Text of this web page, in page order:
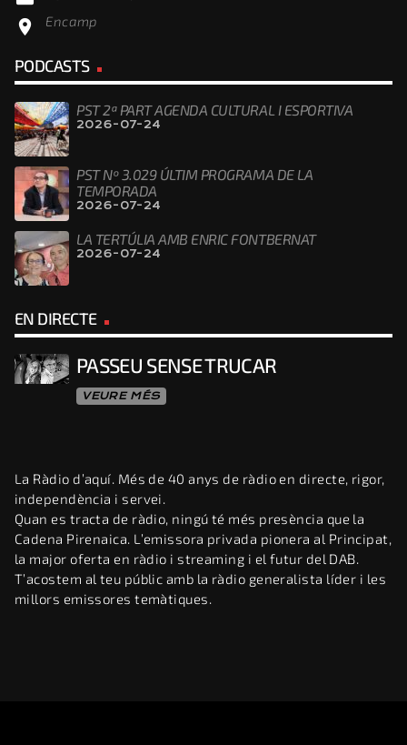
location_on Encamp
PODCASTS
PST 2ª PART AGENDA CULTURAL I ESPORTIVA
2026-07-24
PST Nº 3.029 ÚLTIM PROGRAMA DE LA
TEMPORADA
2026-07-24
LA TERTÚLIA AMB ENRIC FONTBERNAT
2026-07-24
EN DIRECTE
PASSEU SENSE TRUCAR
VEURE MÉS
La Ràdio d’aquí. Més de 40 anys de ràdio en directe, rigor,
independència i servei.
Quan es tracta de ràdio, ningú té més presència que la
Cadena Pirenaica. L’emissora privada pionera al Principat,
la major oferta en ràdio i streaming i el futur del DAB.
T’acostem al teu públic amb la ràdio generalista líder i les
millors emissores temàtiques.